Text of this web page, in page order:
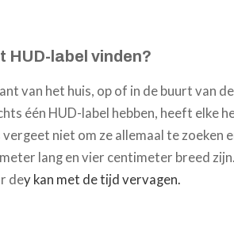
HUD-label vinden?
van het huis, op of in de buurt van
één HUD-label hebben, heeft elke
vergeet niet om ze allemaal te zoeken
lang en vier centimeter breed
dey kan met de tijd vervagen.